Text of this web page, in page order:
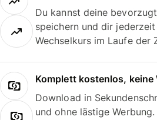
Du kannst deine
speichern und dir
Wechselkurs im Laufe der
Komplett kostenlos, keine
Download in
und ohne lästige Werbung.